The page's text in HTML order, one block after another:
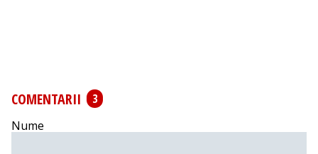
COMENTARII
3
Nume